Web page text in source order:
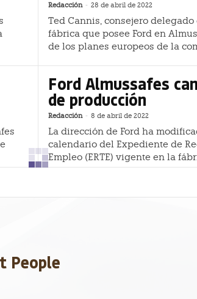
Redacción - 28 de abril de 2022
Ted Cannis, consejero delegado
fábrica que posee Ford en
de los planes europeos de la
Ford Almussafes
de producción
Redacción - 8 de abril de 2022
La dirección de Ford ha
calendario del Expediente de
Empleo (ERTE) vigente en la
People